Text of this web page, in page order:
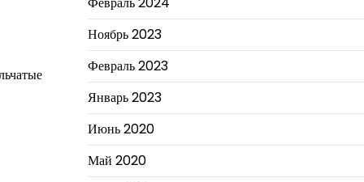
Ноябрь 2023
Февраль 2023
Январь 2023
Июнь 2020
Май 2020